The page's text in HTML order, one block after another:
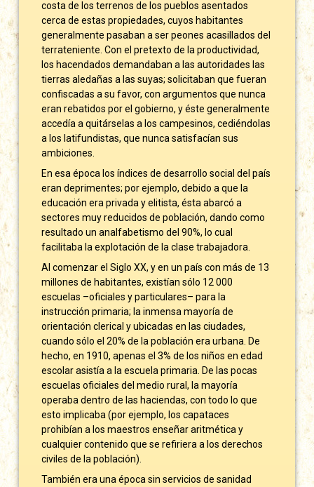
costa de los terrenos de los pueblos asentados
cerca de estas propiedades, cuyos habitantes
generalmente pasaban a ser peones acasillados del
terrateniente. Con el pretexto de la productividad,
los hacendados demandaban a las autoridades las
tierras aledañas a las suyas; solicitaban que fueran
confiscadas a su favor, con argumentos que nunca
eran rebatidos por el gobierno, y éste generalmente
accedía a quitárselas a los campesinos, cediéndolas
a los latifundistas, que nunca satisfacían sus
ambiciones.
En esa época los índices de desarrollo social del país
eran deprimentes; por ejemplo, debido a que la
educación era privada y elitista, ésta abarcó a
sectores muy reducidos de población, dando como
resultado un analfabetismo del 90%, lo cual
facilitaba la explotación de la clase trabajadora.
Al comenzar el Siglo XX, y en un país con más de 13
millones de habitantes, existían sólo 12 000
escuelas –oficiales y particulares– para la
instrucción primaria; la inmensa mayoría de
orientación clerical y ubicadas en las ciudades,
cuando sólo el 20% de la población era urbana. De
hecho, en 1910, apenas el 3% de los niños en edad
escolar asistía a la escuela primaria. De las pocas
escuelas oficiales del medio rural, la mayoría
operaba dentro de las haciendas, con todo lo que
esto implicaba (por ejemplo, los capataces
prohibían a los maestros enseñar aritmética y
cualquier contenido que se refiriera a los derechos
civiles de la población).
También era una época sin servicios de sanidad